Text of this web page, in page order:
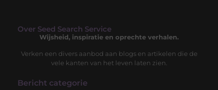
Over Seed Search Service
Wijsheid, inspiratie en oprechte verhalen.
Verken een divers aanbod aan blogs en artikelen die de
vele kanten van het leven laten zien.
Bericht categorie